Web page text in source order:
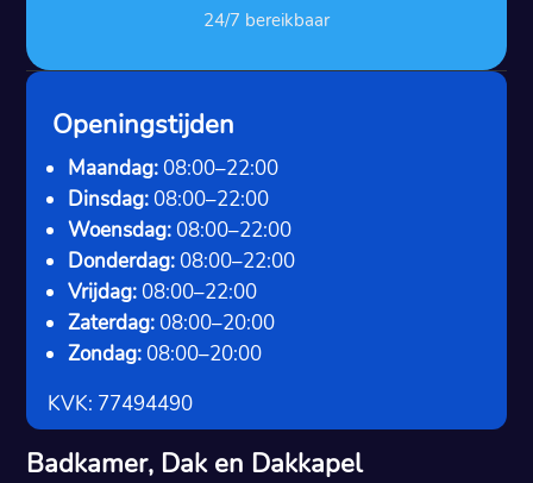
24/7 bereikbaar
Openingstijden
Maandag: 08:00–22:00
Dinsdag: 08:00–22:00
Woensdag: 08:00–22:00
Donderdag: 08:00–22:00
Vrijdag: 08:00–22:00
Zaterdag: 08:00–20:00
Zondag: 08:00–20:00
KVK: 77494490
Badkamer, Dak en Dakkapel